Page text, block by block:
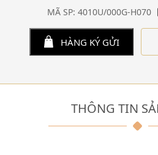
MÃ SP: 4010U/000G-H070
HÀNG KÝ GỬI
THÔNG TIN